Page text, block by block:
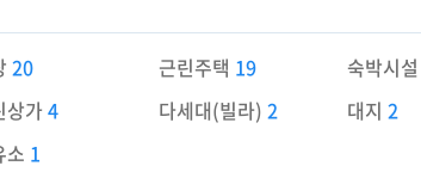
20 근린주택 19 숙박시설
상가4 다세대(빌라)2 대지 2
소 1